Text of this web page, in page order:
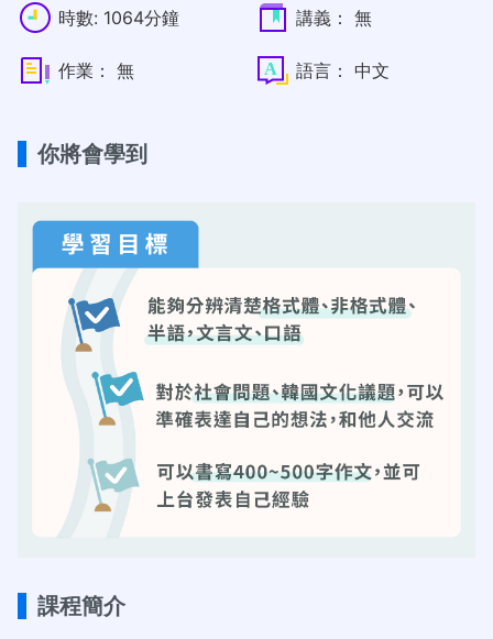
時數: 1064分鐘 講義： 無
作業： 無 語言： 中文
你將會學到
課程簡介